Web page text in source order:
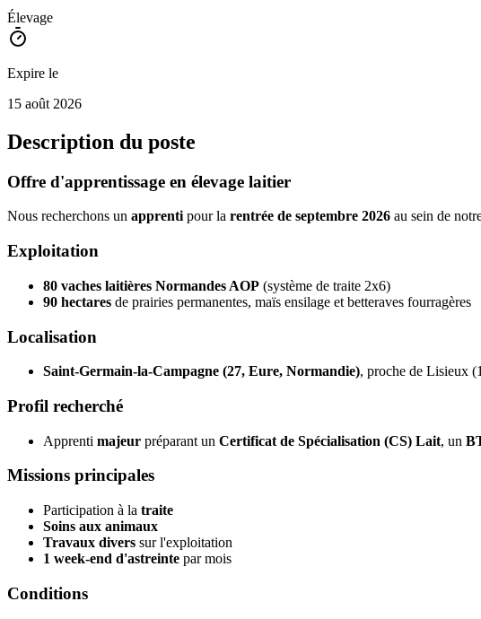
Élevage
Expire le
15 août 2026
Description du poste
Offre d'apprentissage en élevage laitier
Nous recherchons un apprentipour la rentrée de septembre 2026 au sein de
Exploitation
80 vaches laitières Normandes AOP (système de traite 2x6)
90 hectares de prairies permanentes, maïs ensilage et betteraves fourragères
Localisation
Saint-Germain-la-Campagne (27, Eure, Normandie), proche de Lisieux
Profil recherché
Apprenti majeur préparant un Certificat de Spécialisation (CS) Lait, un
Missions principales
Participation à la traite
Soins aux animaux
Travaux divers sur l'exploitation
1 week-end d'astreinte par mois
Conditions